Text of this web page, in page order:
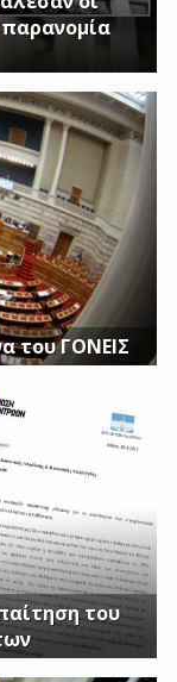
ΚΛΕΙΣΤΑ
του ΓΟΝΕΙΣ
διαφάνεια
του